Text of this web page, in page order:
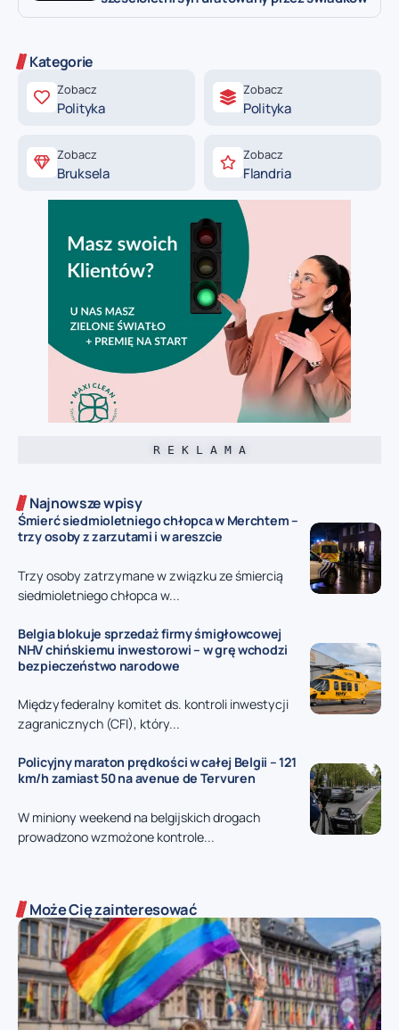
Kategorie
Zobacz
Polityka
Zobacz
Polityka
Zobacz
Bruksela
Zobacz
Flandria
R E K L A M A
Najnowsze wpisy
Śmierć siedmioletniego chłopca w Merchtem –
trzy osoby z zarzutami i w areszcie
Trzy osoby zatrzymane w związku ze śmiercią
siedmioletniego chłopca w...
Belgia blokuje sprzedaż firmy śmigłowcowej
NHV chińskiemu inwestorowi – w grę wchodzi
bezpieczeństwo narodowe
Międzyfederalny komitet ds. kontroli inwestycji
zagranicznych (CFI), który...
Policyjny maraton prędkości w całej Belgii – 121
km/h zamiast 50 na avenue de Tervuren
W miniony weekend na belgijskich drogach
prowadzono wzmożone kontrole...
Może Cię zainteresować